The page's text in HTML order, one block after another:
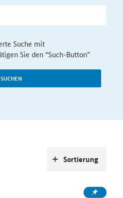
SUCHEN
Suche mit
Sie den “Such-Button”
Sortierung